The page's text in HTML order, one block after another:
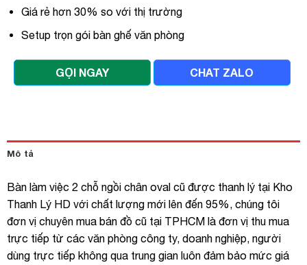
Giá rẻ hơn 30% so với thị trường
Setup trọn gói bàn ghế văn phòng
GỌI NGAY CHAT ZALO
Mô tả
Bàn làm việc 2 chỗ ngồi chân oval cũ được thanh lý tại Kho
Thanh Lý HD với chất lượng mới lên đến 95%, chúng tôi
đơn vị chuyên mua bán đồ cũ tại TPHCM là đơn vị thu mua
trực tiếp từ các văn phòng công ty, doanh nghiệp, người
dùng trực tiếp không qua trung gian luôn đảm bảo mức giá